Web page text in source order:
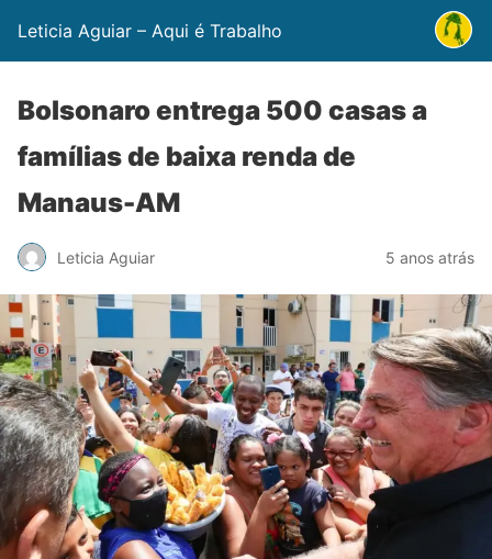
Leticia Aguiar – Aqui é Trabalho
Bolsonaro entrega 500 casas a
famílias de baixa renda de
Manaus-AM
Leticia Aguiar 5 anos atrás